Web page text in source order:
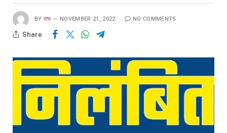
BY सच NOVEMBER 21, 2022 NO COMMENTS
Share